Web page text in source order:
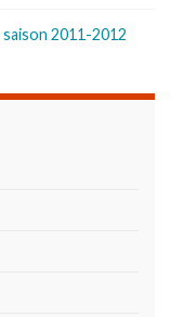
saison 2011-2012